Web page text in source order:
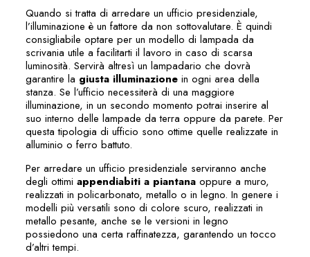
Quando si tratta di arredare un ufficio presidenziale,
l’illuminazione è un fattore da non sottovalutare. È quindi
consigliabile optare per un modello di lampada da
scrivania utile a facilitarti il lavoro in caso di scarsa
luminosità. Servirà altresì un lampadario che dovrà
garantire la giusta illuminazionein ogni area della
stanza. Se l’ufficio necessiterà di una maggiore
illuminazione, in un secondo momento potrai inserire al
suo interno delle lampade da terra oppure da parete. Per
questa tipologia di ufficio sono ottime quelle realizzate in
alluminio o ferro battuto.
Per arredare un ufficio presidenziale serviranno anche
degli ottimi appendiabiti a piantanaoppure a muro,
realizzati in policarbonato, metallo o in legno. In genere i
modelli più versatili sono di colore scuro, realizzati in
metallo pesante, anche se le versioni in legno
possiedono una certa raffinatezza, garantendo un tocco
d’altri tempi.